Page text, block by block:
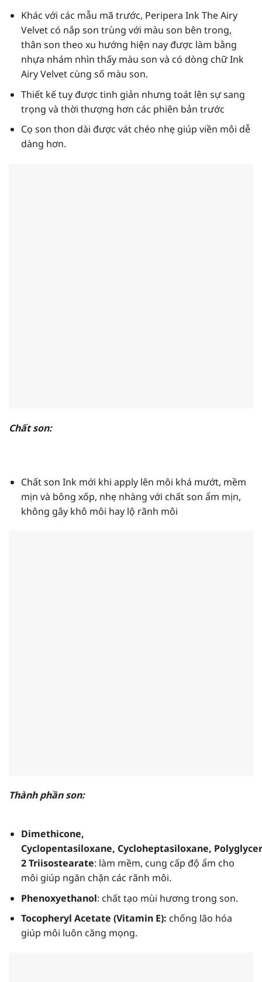
Khác với các mẫu mã trước, Peripera Ink The Airy
Velvet có nắp son trùng với màu son bên trong,
thân son theo xu hướng hiện nay được làm bằng
nhựa nhám nhìn thấy màu son và có dòng chữ Ink
Airy Velvet cùng số màu son.
Thiết kế tuy được tinh giản nhưng toát lên sự sang
trọng và thời thượng hơn các phiên bản trước
Cọ son thon dài được vát chéo nhẹ giúp viền môi dễ
dàng hơn.
Chất son:
Chất son Ink mới khi apply lên môi khá mướt, mềm
mịn và bông xốp, nhẹ nhàng với chất son ẩm mịn,
không gây khô môi hay lộ rãnh môi
Thành phần son:
Dimethicone,
Cyclopentasiloxane, Cycloheptasiloxane,
2 Triisostearate: làm mềm, cung cấp độ ẩm cho
môi giúp ngăn chặn các rãnh môi.
Phenoxyethanol: chất tạo mùi hương trong son.
Tocopheryl Acetate (Vitamin E): chống lão hóa
giúp môi luôn căng mọng.